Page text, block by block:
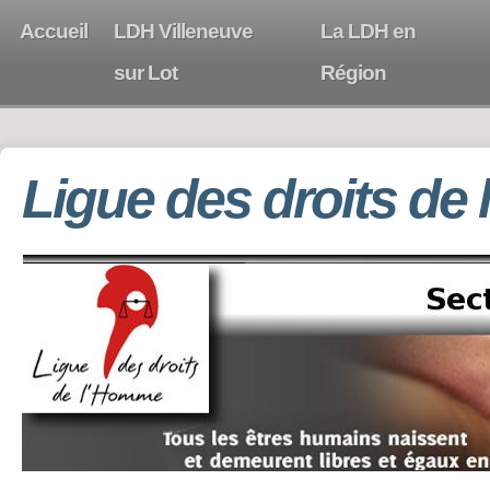
Accueil
LDH Villeneuve
sur Lot
La LDH en
Région
Ligue des droits de